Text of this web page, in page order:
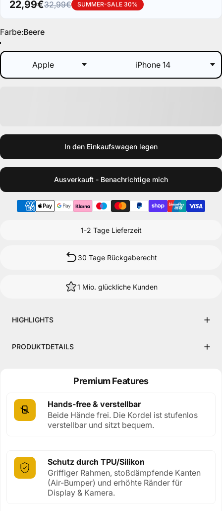
Verkaufspreis
22,99€
Normaler Preis
32,99€ SUMMER-SALE 30%
Farbe
Farbe:Beere
In den Einkaufswagen legen
Ausverkauft - Benachrichtige mich
1-2 Tage Lieferzeit
30 Tage Rückgaberecht
1 Mio. glückliche Kunden
HIGHLIGHTS
PRODUKTDETAILS
Premium Features
Hands-free & verstellbar
Beide Hände frei. Die Kordel ist stufenlos
verstellbar und sitzt bequem.
Schutz durch TPU/Silikon
Griffiger Rahmen, stoßdämpfende Kanten
(Air-Bumper) und erhöhte Ränder für
Display & Kamera.